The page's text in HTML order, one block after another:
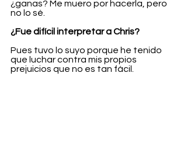
¿ganas? Me muero por hacerla, pero
no lo sé.
¿Fue difícil interpretar a Chris?
Pues tuvo lo suyo porque he tenido
que luchar contra mis propios
prejuicios que no es tan fácil.